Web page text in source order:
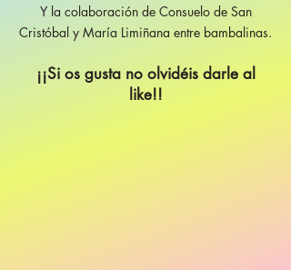
Y la colaboración de Consuelo de San
Cristóbal y María Limiñana entre bambalinas.
¡¡Si os gusta no olvidéis darle al
like!!